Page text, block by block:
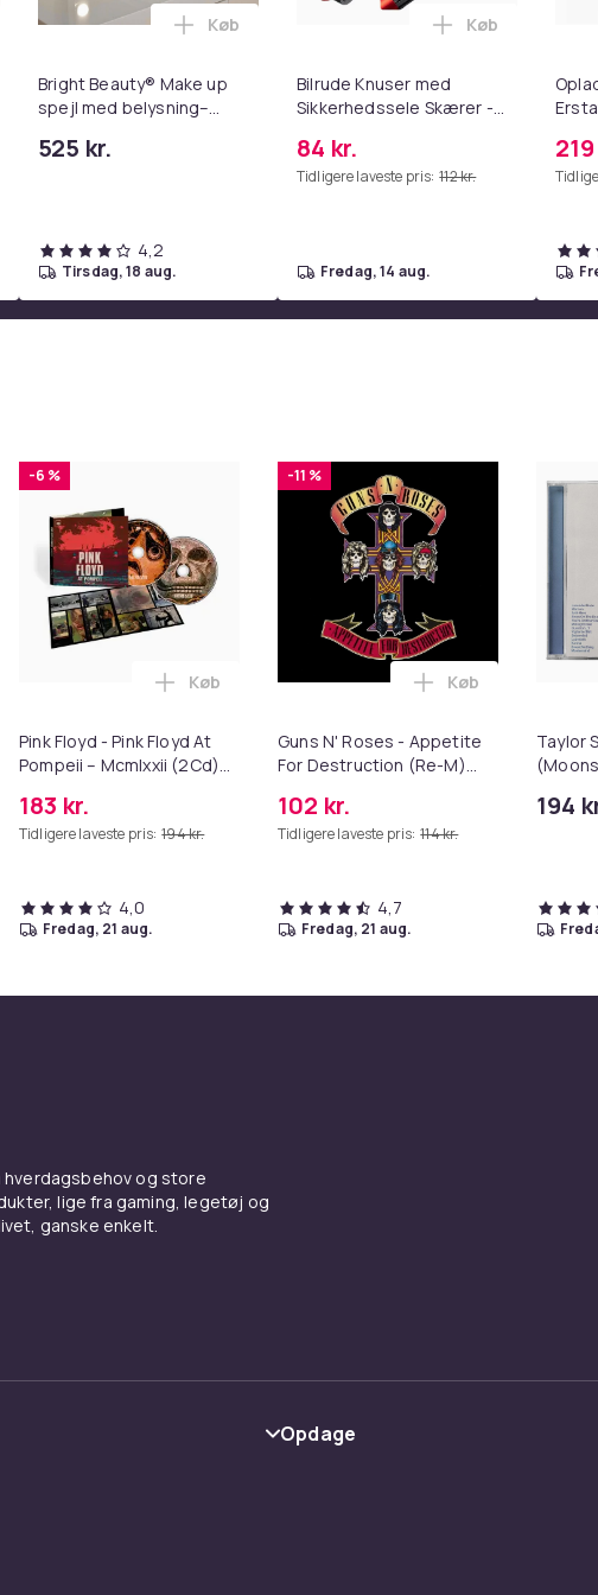
- Mave- og coretræning, yoga og
Beauty Vanity Namira - make up spejl med belysning -
Bright Beauty® Make up
spejl med belysning–
cm – 15 LED-lys – 3
525 kr.
Læg Bright Beauty® Make up spejl med
Køb
4,2
tirsdag, 18 aug.
Bilrude Knuser med
Sikkerhedssele Skærer -
Kompatibel med Alle
Bilmodeller Red
84 kr.
Tidligere laveste pris: 112 kr.
Læg Bilrude
Køb
fredag, 14 aug.
Hunters (CD Soundtrack) (CD) i kurven
Jeff - Grace (LP) i kurven
-6 %
Pink Floyd - Pink Floyd At
Pompeii – Mcmlxxii (2Cd)
183 kr.
Tidligere laveste pris: 194 kr.
Læg Pink Floyd - Pink Floyd At Pompeii –
Køb
4,0
fredag, 21 aug.
-11 %
Guns N' Roses - Appetite
For Destruction (Re-M)
102 kr.
Tidligere laveste pris: 114 kr.
Læg Guns N'
Køb
4,7
fredag, 21 aug.
Taylor
194
hverdagsbehov og store
lige fra gaming, legetøj og
ganske enkelt.
Opdage